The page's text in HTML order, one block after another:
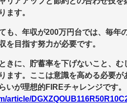
ます。
も、年収が200万円台では、毎年
を目指す努力が必要です。
きに、貯蓄率を下げないこと、
ます。ここは意識を高める必要
いが理想的FIREチャレンジです。
article/